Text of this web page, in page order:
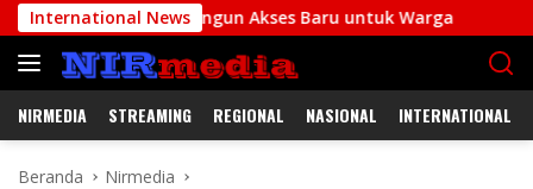
Langsung
ke
konten
International News
Akses Baru untuk Warga Babinsa Posramil Biak
NIRMEDIA STREAMING REGIONAL NASIONAL INTERNATIONAL
Beranda Nirmedia